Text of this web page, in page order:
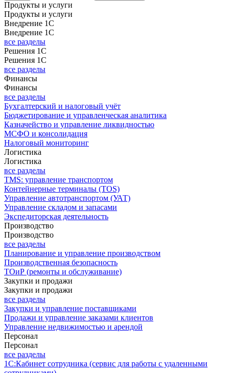
Продукты и услуги
Продукты и услуги
Внедрение 1С
Внедрение 1С
все разделы
Решения 1С
Решения 1С
все разделы
Финансы
Финансы
все разделы
Бухгалтерский и налоговый учёт
Бюджетирование и управленческая аналитика
Казначейство и управление ликвидностью
МСФО и консолидация
Налоговый мониторинг
Логистика
Логистика
все разделы
TMS: управление транспортом
Контейнерные терминалы (TOS)
Управление автотранспортом (УАТ)
Управление складом и запасами
Экспедиторская деятельность
Производство
Производство
все разделы
Планирование и управление производством
Производственная безопасность
ТОиР (ремонты и обслуживание)
Закупки и продажи
Закупки и продажи
все разделы
Закупки и управление поставщиками
Продажи и управление заказами клиентов
Управление недвижимостью и арендой
Персонал
Персонал
все разделы
1С:Кабинет сотрудника (сервис для работы с удаленными